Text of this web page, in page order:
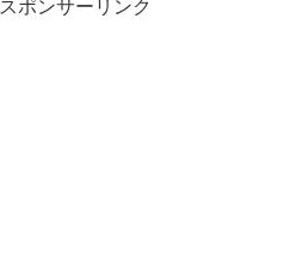
スポンサーリンク